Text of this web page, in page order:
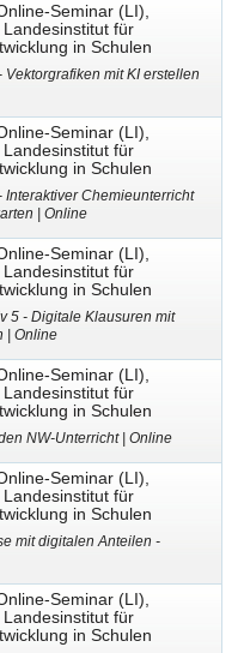
Seminar (LI),
für
in Schulen
mit KI erstellen
Seminar (LI),
für
in Schulen
Chemieunterricht
| Online
Seminar (LI),
für
in Schulen
5 - Digitale Klausuren mit
| Online
Seminar (LI),
für
in Schulen
NW-Unterricht | Online
Seminar (LI),
für
in Schulen
mit digitalen Anteilen -
Seminar (LI),
für
in Schulen